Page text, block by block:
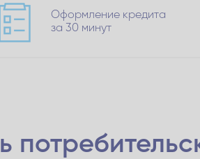
Оформление кредита
за 30 минут